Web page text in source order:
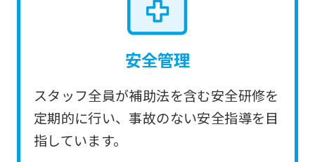
安全管理
スタッフ全員が補助法を含む安全研修を
定期的に行い、事故のない安全指導を目
指しています。